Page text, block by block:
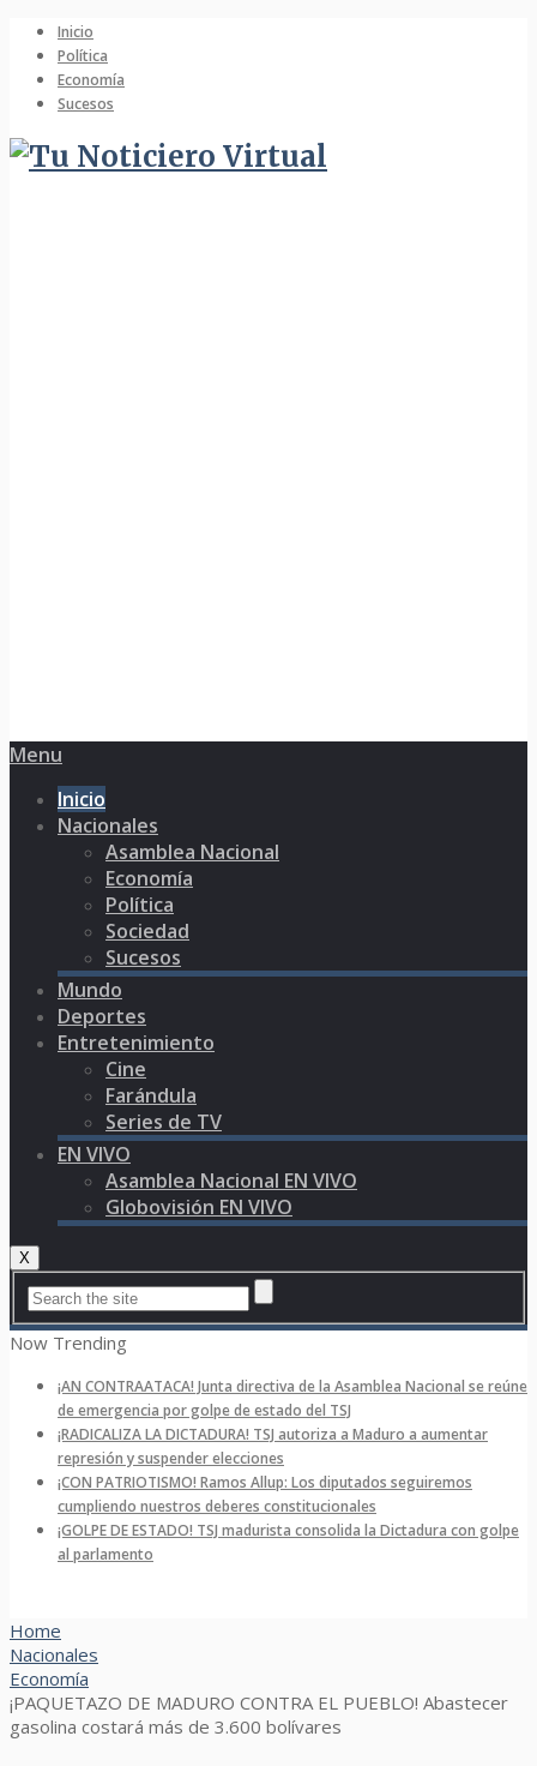
Inicio
Política
Economía
Sucesos
Menu
Inicio
Nacionales
Asamblea Nacional
Economía
Política
Sociedad
Sucesos
Mundo
Deportes
Entretenimiento
Cine
Farándula
Series de TV
EN VIVO
Asamblea Nacional EN VIVO
Globovisión EN VIVO
X
Now Trending
¡AN CONTRAATACA! Junta directiva de la Asamblea Nacional se reúne
de emergencia por golpe de estado del TSJ
¡RADICALIZA LA DICTADURA! TSJ autoriza a Maduro a aumentar
represión y suspender elecciones
¡CON PATRIOTISMO! Ramos Allup: Los diputados seguiremos
cumpliendo nuestros deberes constitucionales
¡GOLPE DE ESTADO! TSJ madurista consolida la Dictadura con golpe
al parlamento
Home
Nacionales
Economía
¡PAQUETAZO DE MADURO CONTRA EL PUEBLO! Abastecer
gasolina costará más de 3.600 bolívares